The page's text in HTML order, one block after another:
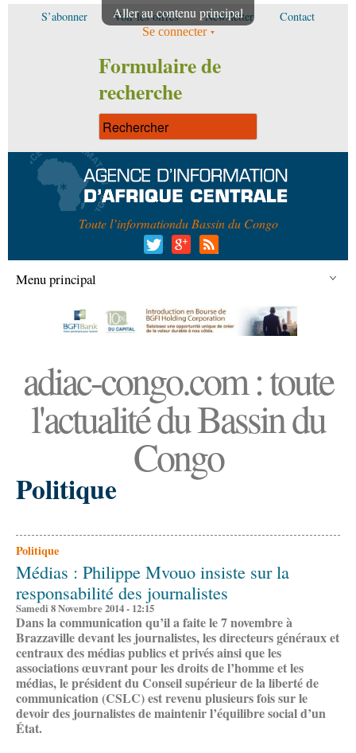
Aller au contenu principal
S’abonner Voir les offres Newsletter Contact
Se connecter
Formulaire de
recherche
Toute l’informationdu Bassin du Congo
Menu principal
adiac-congo.com : toute
l'actualité du Bassin du
Congo
Politique
Politique
Médias : Philippe Mvouo insiste sur la
responsabilité des journalistes
Samedi 8 Novembre 2014 - 12:15
Dans la communication qu’il a faite le 7 novembre à
Brazzaville devant les journalistes, les directeurs généraux et
centraux des médias publics et privés ainsi que les
associations œuvrant pour les droits de l’homme et les
médias, le président du Conseil supérieur de la liberté de
communication (CSLC) est revenu plusieurs fois sur le
devoir des journalistes de maintenir l’équilibre social d’un
État.